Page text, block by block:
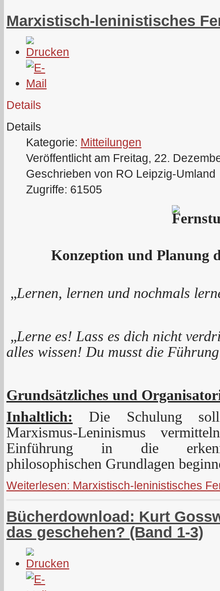
Marxistisch-leninistisches
Details
Details
Kategorie: Mitteilungen
Veröffentlicht am Freitag, 22.
Geschrieben von RO Leipzig-Umland
Zugriffe: 61505
Konzeption und Planung
„Lernen, lernen und nochmals
„Lerne es! Lass es dich nicht
alles wissen! Du musst die
Grundsätzliches und
Inhaltlich: Die Schulung
Marxismus-Leninismus
Einführung in die
philosophischen Grundlagen
Weiterlesen: Marxistisch-leninistisches
Bücherdownload: Kurt
das geschehen? (Band 1-3)